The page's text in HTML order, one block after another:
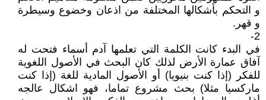
و التحكم بأشكالها المختلفة من اذعان وخضوع وسيطرة
و قهر.
2-
في البدء كانت الكلمة التي تعلمها آدم أسماء فتحت له
آفاق عمارة الأرض لذلك كان البحث في الأصول اللغوية
للفكر (إذا كنت بنيويا) أو الأصول المادية للغة (إذا كنت
ماركسيا مثلا) بحث مشروع تماما، فهو اشكال عالجه